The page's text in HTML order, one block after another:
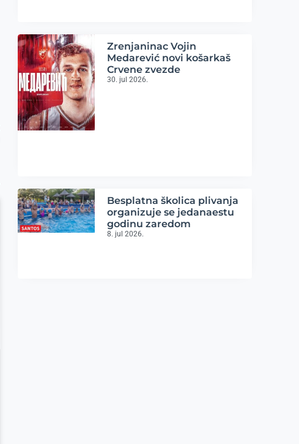
Zrenjaninac Vojin
Medarević novi košarkaš
Crvene zvezde
30. jul 2026.
Besplatna školica plivanja
organizuje se jedanaestu
godinu zaredom
8. jul 2026.